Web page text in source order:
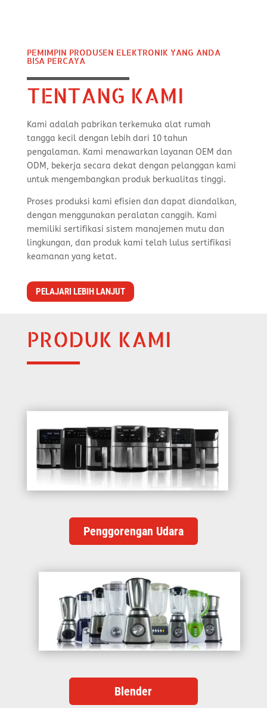
PEMIMPIN PRODUSEN ELEKTRONIK YANG ANDA
BISA PERCAYA
TENTANG KAMI
Kami adalah pabrikan terkemuka alat rumah
tangga kecil dengan lebih dari 10 tahun
pengalaman. Kami menawarkan layanan OEM dan
ODM, bekerja secara dekat dengan pelanggan kami
untuk mengembangkan produk berkualitas tinggi.
Proses produksi kami efisien dan dapat diandalkan,
dengan menggunakan peralatan canggih. Kami
memiliki sertifikasi sistem manajemen mutu dan
lingkungan, dan produk kami telah lulus sertifikasi
keamanan yang ketat.
PELAJARI LEBIH LANJUT
PRODUK KAMI
Penggorengan Udara
Blender